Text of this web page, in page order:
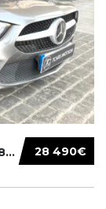
28 490€
MERCEDES BENZ CLASE A (W 177) 5P (18-) 2020....